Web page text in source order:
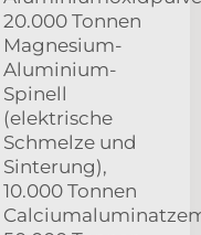
20.000 Tonnen
Magnesium-
Aluminium-
Spinell
(elektrische
Schmelze und
Sinterung),
10.000 Tonnen